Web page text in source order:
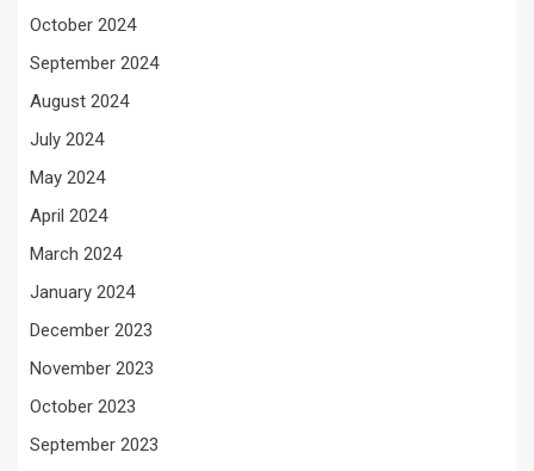
October 2024
September 2024
August 2024
July 2024
May 2024
April 2024
March 2024
January 2024
December 2023
November 2023
October 2023
September 2023